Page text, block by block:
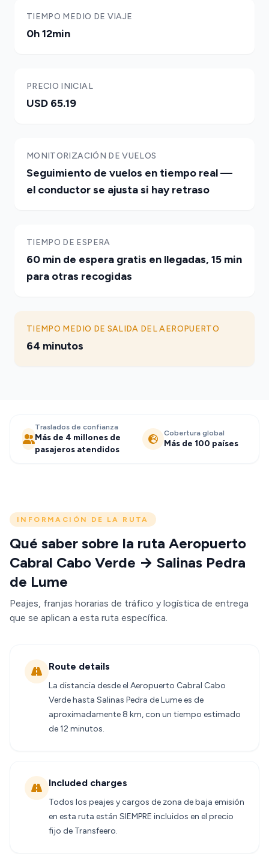
TIEMPO MEDIO DE VIAJE
0h 12min
PRECIO INICIAL
USD 65.19
MONITORIZACIÓN DE VUELOS
Seguimiento de vuelos en tiempo real —
el conductor se ajusta si hay retraso
TIEMPO DE ESPERA
60 min de espera gratis en llegadas, 15 min
para otras recogidas
TIEMPO MEDIO DE SALIDA DEL AEROPUERTO
64 minutos
Traslados de confianza
Más de 4 millones de
pasajeros atendidos
Cobertura global
Más de 100 países
INFORMACIÓN DE LA RUTA
Qué saber sobre la ruta Aeropuerto
Cabral Cabo Verde → Salinas Pedra
de Lume
Peajes, franjas horarias de tráfico y logística de entrega
que se aplican a esta ruta específica.
Route details
La distancia desde el Aeropuerto Cabral Cabo
Verde hasta Salinas Pedra de Lume es de
aproximadamente 8 km, con un tiempo estimado
de 12 minutos.
Included charges
Todos los peajes y cargos de zona de baja emisión
en esta ruta están SIEMPRE incluidos en el precio
fijo de Transfeero.